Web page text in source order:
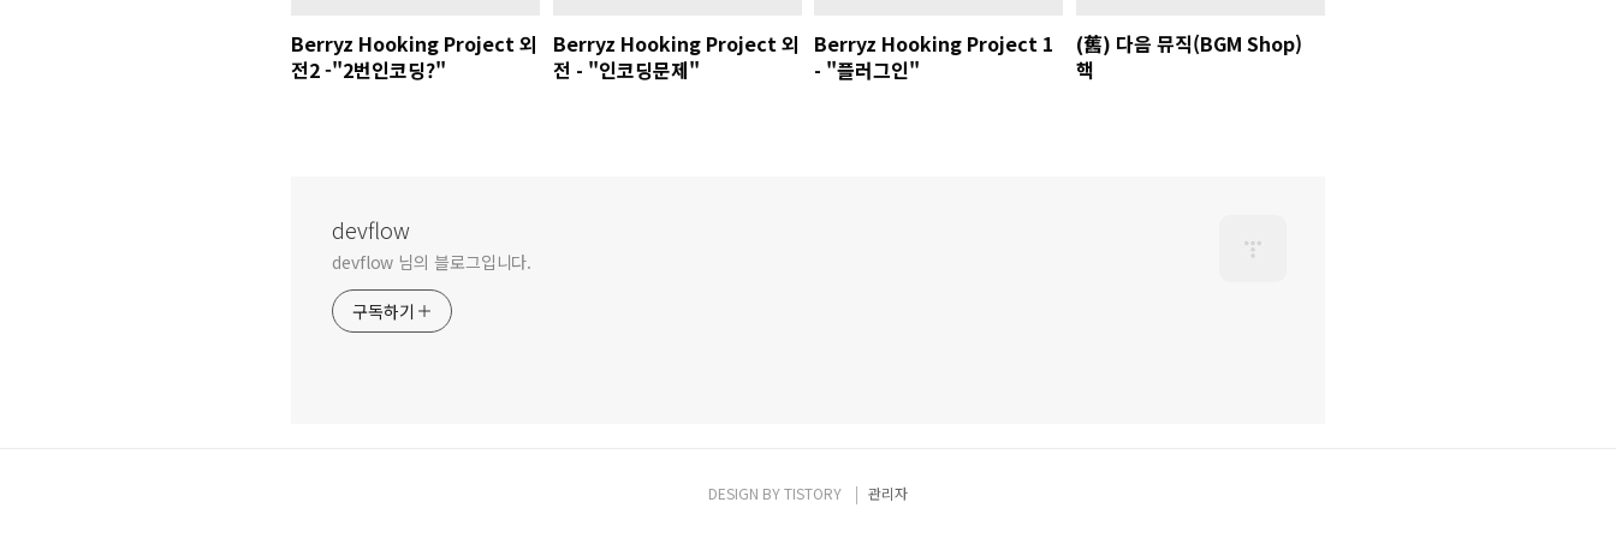
Berryz Hooking Project 외
전2 -"2번인코딩?"
Berryz Hooking Project 외
전 - "인코딩문제"
Berryz Hooking Project 1
- "플러그인"
(舊) 다음 뮤직(BGM Shop)
핵
devflow
devflow 님의 블로그입니다.
구독하기
DESIGN BYTISTORY 관리자